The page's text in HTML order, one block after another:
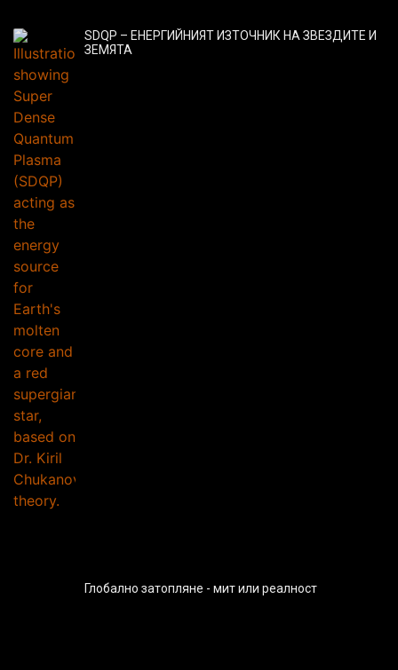
SDQP – ЕНЕРГИЙНИЯТ ИЗТОЧНИК НА ЗВЕЗДИТЕ И
ЗЕМЯТА
Глобално затопляне - мит или реалност